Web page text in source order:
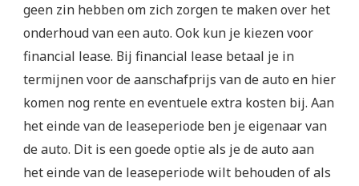
geen zin hebben om zich zorgen te maken over het
onderhoud van een auto. Ook kun je kiezen voor
financial lease. Bij financial lease betaal je in
termijnen voor de aanschafprijs van de auto en hier
komen nog rente en eventuele extra kosten bij. Aan
het einde van de leaseperiode ben je eigenaar van
de auto. Dit is een goede optie als je de auto aan
het einde van de leaseperiode wilt behouden of als